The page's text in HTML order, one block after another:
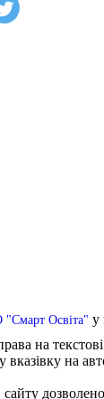
"Смарт Освіта" у
на
вказівку на
сайту